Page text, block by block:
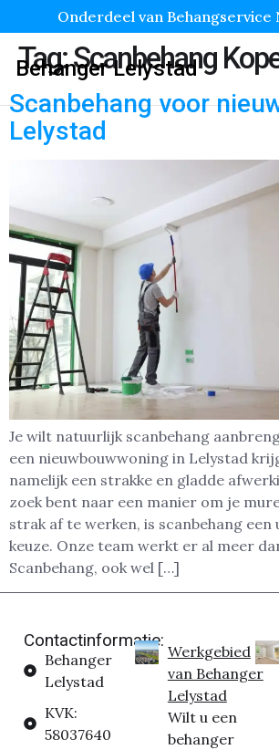
Onderdeel van Behangservice
Behanger Lelystad
Tag:Scanbehang
Scanbehang voor
Lelystad
Je wilt natuurlijk scanbehang
een nieuwbouwwoning in Lelystad
namelijk een strakke en gladde
zoek bent naar een manier om je
strak af te werken, is scanbehang een
keuze. Onze team werkt er al meer
Scanbehang, ook wel […]
Contactinformatie:
Behanger
Lelystad
KVK:
58037640
Werkgebied
van Behanger
Lelystad
Wilt u een
behanger